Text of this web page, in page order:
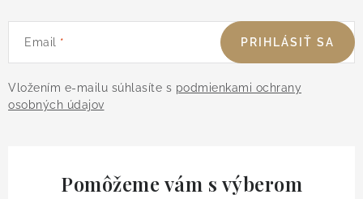
Email
Vložením e-mailu súhlasíte s podmienkami ochrany
osobných údajov
PRIHLÁSIŤ SA
Pomôžeme vám s výberom